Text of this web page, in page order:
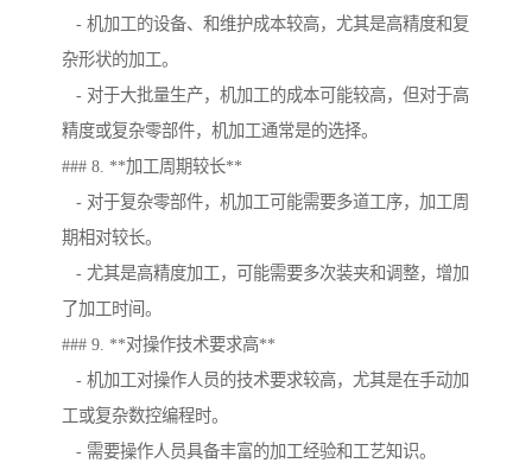
- 机加工的设备、和维护成本较高，尤其是高精度和复
杂形状的加工。
- 对于大批量生产，机加工的成本可能较高，但对于高
精度或复杂零部件，机加工通常是的选择。
### 8. **加工周期较长**
- 对于复杂零部件，机加工可能需要多道工序，加工周
期相对较长。
- 尤其是高精度加工，可能需要多次装夹和调整，增加
了加工时间。
### 9. **对操作技术要求高**
- 机加工对操作人员的技术要求较高，尤其是在手动加
工或复杂数控编程时。
- 需要操作人员具备丰富的加工经验和工艺知识。